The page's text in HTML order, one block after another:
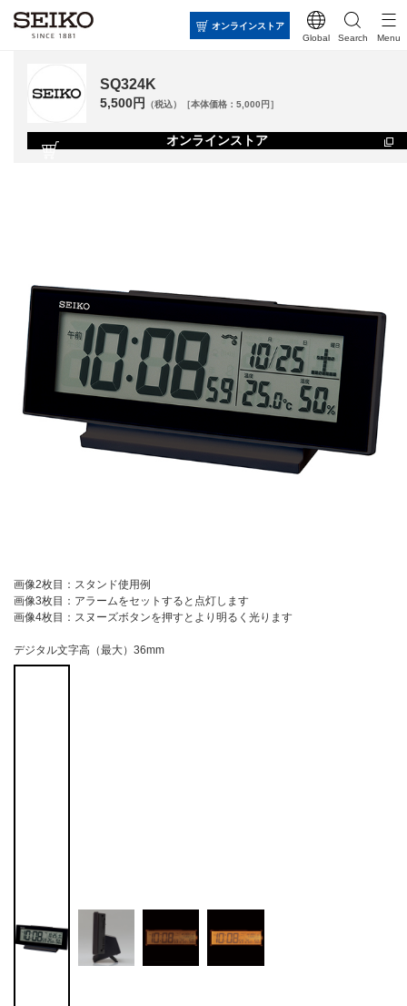
オンラインストア
Global
Search Menu
SQ324K
5,500円 （税込）［本体価格：5,000円］
オンラインストア
画像2枚目：スタンド使用例
画像3枚目：アラームをセットすると点灯します
画像4枚目：スヌーズボタンを押すとより明るく光ります
デジタル文字高（最大）36mm